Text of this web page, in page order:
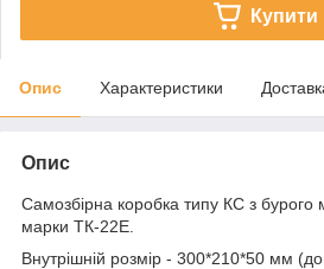
Купити
Опис Характеристики
Опис
Самозбірна коробка типу КС з бурого
марки ТК-22Е.
Внутрішній розмір - 300*210*50 мм